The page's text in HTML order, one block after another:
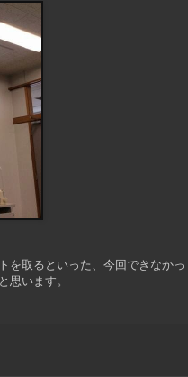
を取るといった、今回できなかっ
思います。